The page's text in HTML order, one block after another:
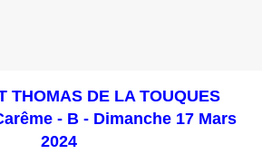
THOMAS DE LA TOUQUES
- B - Dimanche 17 Mars
2024